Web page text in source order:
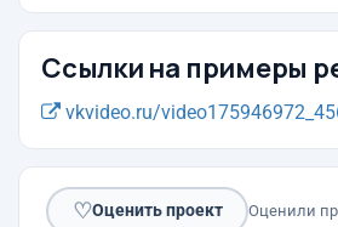
Ссылки на примеры
vkvideo.ru/
♡Оценить проект Оценили